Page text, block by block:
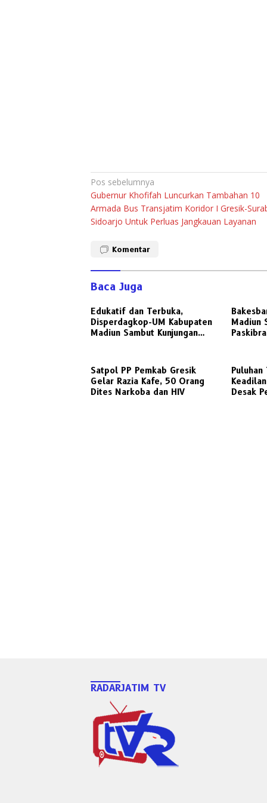
Navigasi
pos
Pos sebelumnya
Gubernur Khofifah Luncurkan Tambahan 10
Armada Bus Transjatim Koridor I Gresik-
Sidoarjo Untuk Perluas Jangkauan Layanan
Komentar
Baca Juga
Edukatif dan Terbuka,
Disperdagkop-UM Kabupaten
Madiun Sambut Kunjungan
Madiun
Satpol PP Pemkab Gresik
Gelar Razia Kafe, 50 Orang
Dites Narkoba dan HIV
‎Puluhan
Desak
RADARJATIM TV